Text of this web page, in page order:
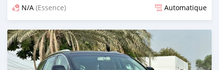
N/A (Essence) Automatique
Publié il y a presque 6 ans